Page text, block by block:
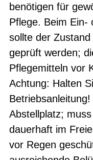
benötigen für
Pflege. Beim Ein-
sollte der
geprüft werden;
Pflegemitteln vor
Achtung: Halten
Abstellplatz;
dauerhaft im
vor Regen